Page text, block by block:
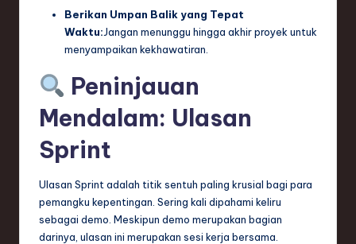
Berikan Umpan Balik yang Tepat
Waktu:Jangan menunggu hingga akhir proyek untuk
menyampaikan kekhawatiran.
Peninjauan
Mendalam: Ulasan
Sprint
Ulasan Sprint adalah titik sentuh paling krusial bagi para
pemangku kepentingan. Sering kali dipahami keliru
sebagai demo. Meskipun demo merupakan bagian
darinya, ulasan ini merupakan sesi kerja bersama.